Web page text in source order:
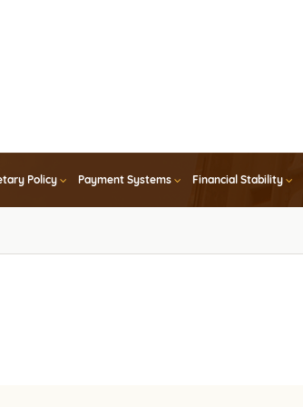
Policy Payment Systems Financial Stability